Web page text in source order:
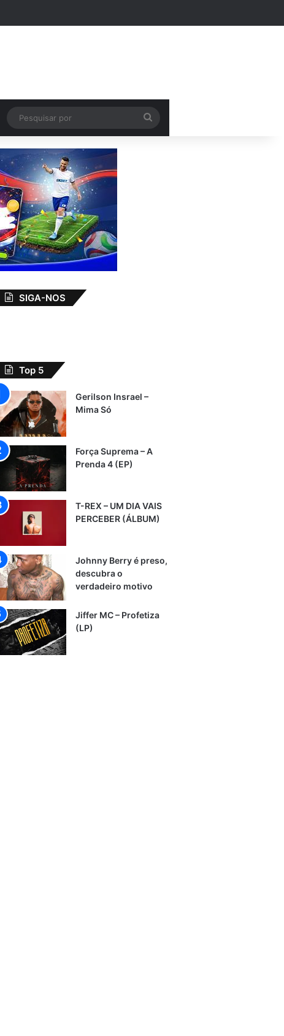
por
SIGA-NOS
Top 5
Gerilson Insrael –
Mima Só
Força Suprema – A
Prenda 4 (EP)
T-REX – UM DIA VAIS
PERCEBER (ÁLBUM)
Johnny Berry é preso,
descubra o
verdadeiro motivo
Jiffer MC – Profetiza
(LP)